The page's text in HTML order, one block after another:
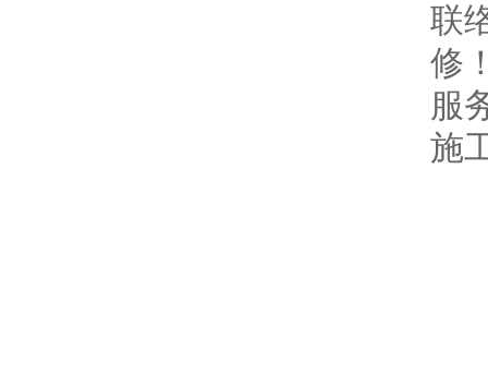
联
修
服
施